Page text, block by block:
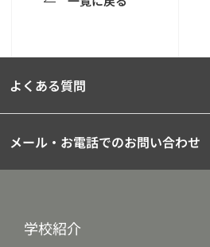
よくある質問
メール・お電話でのお問い合わせ
学校紹介